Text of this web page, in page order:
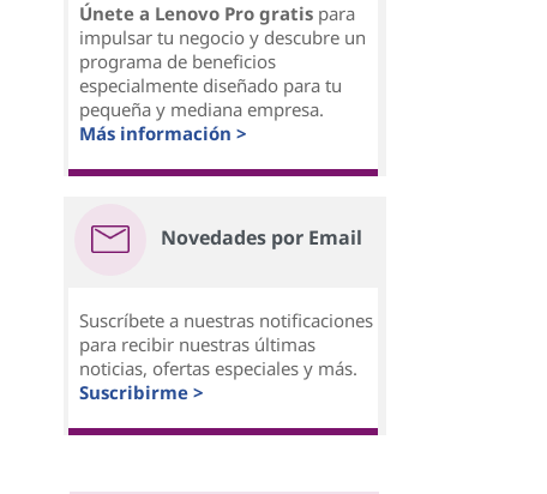
Únete a Lenovo Pro gratispara
impulsar tu negocio y descubre un
programa de beneficios
especialmente diseñado para tu
pequeña y mediana empresa.
Más información >
Novedades por Email
Suscríbete a nuestras notificaciones
para recibir nuestras últimas
noticias, ofertas especiales y más.
Suscribirme >